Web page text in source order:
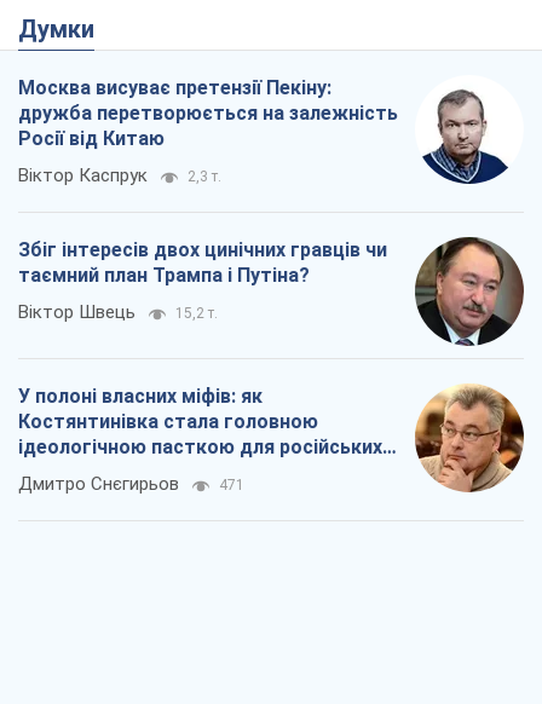
Думки
Москва висуває претензії Пекіну:
дружба перетворюється на залежність
Росії від Китаю
Віктор Каспрук 2,3 т.
Збіг інтересів двох цинічних гравців чи
таємний план Трампа і Путіна?
Віктор Швець 15,2 т.
У полоні власних міфів: як
Костянтинівка стала головною
ідеологічною пасткою для російських
окупантів
Дмитро Снєгирьов 471